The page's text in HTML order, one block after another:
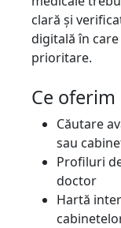
clară și
digitală în
prioritare.
Ce
Căutare
sau
Profiluri
doctor
Hartă